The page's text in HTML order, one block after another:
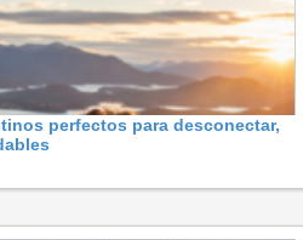
perfectos para desconectar,